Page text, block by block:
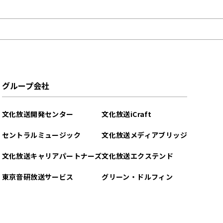
グループ会社
文化放送開発センター
セントラルミュージック
文化放送キャリアパートナーズ
東京音研放送サービス
文化放送iCraft
文化放送メディアブリッジ
文化放送エクステンド
グリーン・ドルフィン